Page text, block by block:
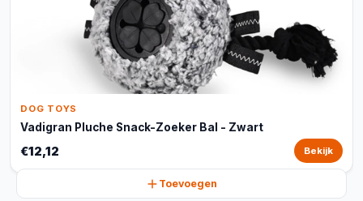
DOG TOYS
Vadigran Pluche Snack-Zoeker Bal - Zwart
€12,12 Bekijk
Toevoegen